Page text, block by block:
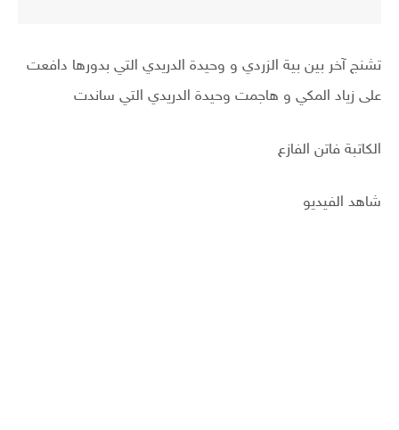
تشنج آخر بين بية الزردي و وحيدة الدريدي التي بدورها دافعت
على زياد المكي و هاجمت وحيدة الدريدي التي ساندت
الكاتبة فاتن الفازع
شاهد الفيديو